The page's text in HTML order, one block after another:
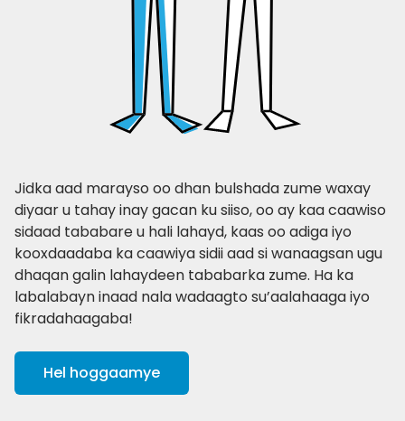
Jidka aad marayso oo dhan bulshada zume waxay
diyaar u tahay inay gacan ku siiso, oo ay kaa caawiso
sidaad tababare u hali lahayd, kaas oo adiga iyo
kooxdaadaba ka caawiya sidii aad si wanaagsan ugu
dhaqan galin lahaydeen tababarka zume. Ha ka
labalabayn inaad nala wadaagto su’aalahaaga iyo
fikradahaagaba!
Hel hoggaamye